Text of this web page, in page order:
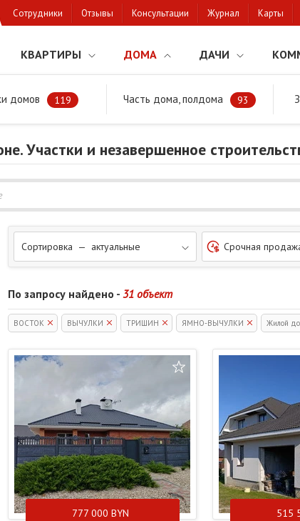
Сотрудники Отзывы Консультации Журнал Карты
КВАРТИРЫ ДОМА ДАЧИ
домов 119 Часть дома, полдома 93
районе
Участки и незавершенное
Сортировка — актуальные Срочная
По запросу найдено - 31 объект
ВОСТОК ВЫЧУЛКИ ТРИШИН ЯМНО-ВЫЧУЛКИ Жилой
777 000 BYN 515